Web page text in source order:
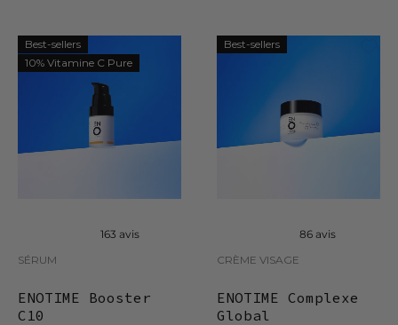
Best-sellers
10% Vitamine C Pure
163 avis
SÉRUM
ENOTIME Booster
C10
Best-sellers
86 avis
CRÈME VISAGE
ENOTIME Complexe
Global